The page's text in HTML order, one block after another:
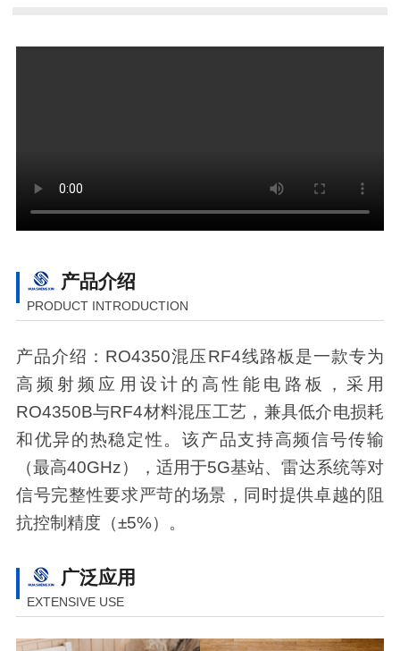
产品介绍
PRODUCT INTRODUCTION
产品介绍：RO4350混压RF4线路板是一款专为
高频射频应用设计的高性能电路板，采用
RO4350B与RF4材料混压工艺，兼具低介电损耗
和优异的热稳定性。该产品支持高频信号传输
（最高40GHz），适用于5G基站、雷达系统等对
信号完整性要求严苛的场景，同时提供卓越的阻
抗控制精度（±5%）。
广泛应用
EXTENSIVE USE